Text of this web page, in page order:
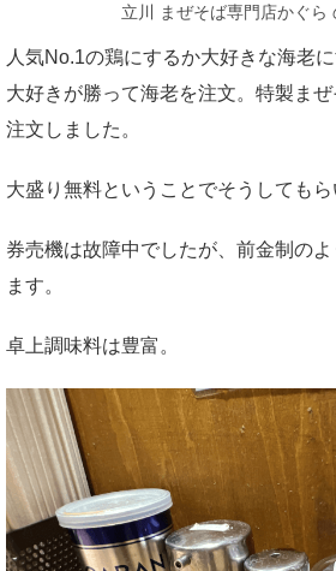
立川 まぜそば専門店かぐら
人気No.1の鶏にするか大好きな海老
大好きが勝って海老を注文。特製ま
注文しました。
大盛り無料ということでそうしてもら
券売機は故障中でしたが、前金制の
ます。
卓上調味料は豊富。